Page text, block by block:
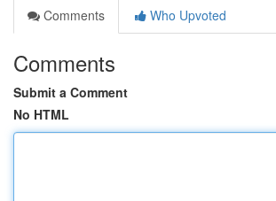
Comments
Who Upvoted
Comments
Submit a Comment
No HTML